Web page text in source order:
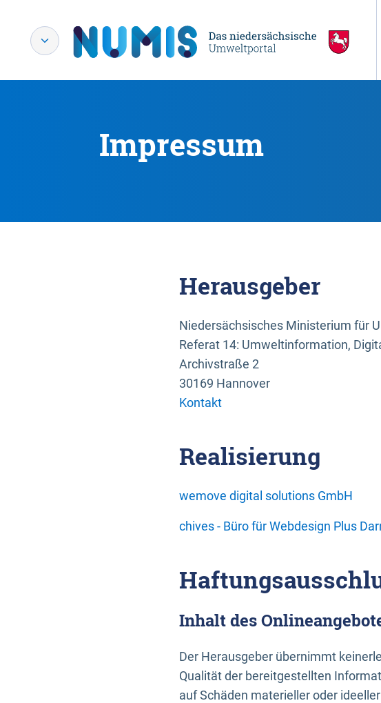
Impressum
Herausgeber
Niedersächsisches Ministerium für
Referat 14: Umweltinformation,
Archivstraße 2
30169 Hannover
Kontakt
Realisierung
wemove digital solutions GmbH
chives - Büro für Webdesign Plus
Inhalt des
Der Herausgeber übernimmt
Qualität der bereitgestellten
auf Schäden materieller oder